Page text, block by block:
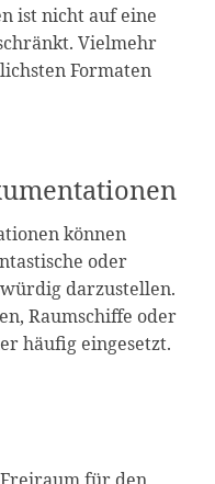
ist nicht auf eine
Vielmehr
Formaten
können
oder
darzustellen.
Raumschiffe oder
häufig eingesetzt.